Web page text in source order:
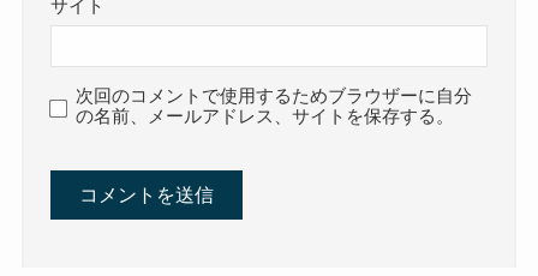
サイト
次回のコメントで使用するためブラウザーに自分
の名前、メールアドレス、サイトを保存する。